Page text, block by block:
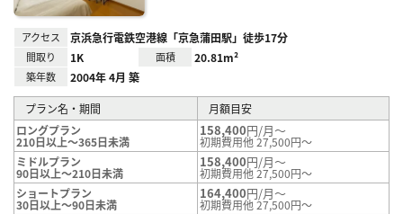
アクセス 京浜急行電鉄空港線「京急蒲田駅」徒歩17分
間取り 1K 面積 20.81m²
築年数 2004年 4月 築
プラン名・期間
月額目安
ロングプラン
210日以上～365日未満
158,400円/月～
初期費用他 27,500円～
ミドルプラン
90日以上～210日未満
158,400円/月～
初期費用他 27,500円～
ショートプラン
30日以上～90日未満
164,400円/月～
初期費用他 27,500円～